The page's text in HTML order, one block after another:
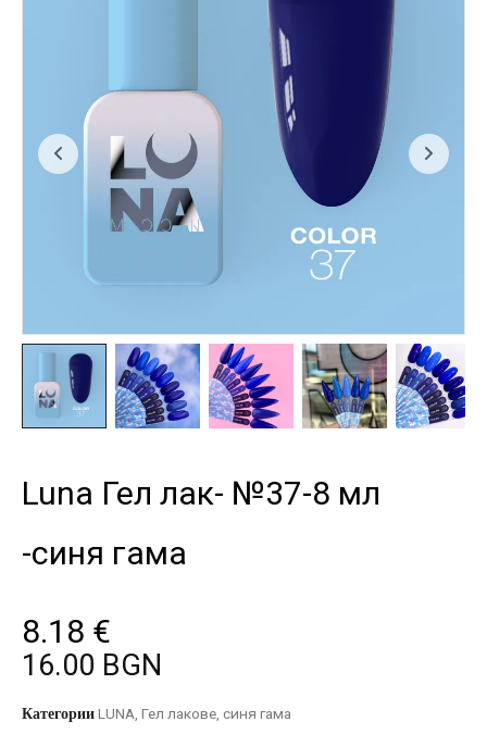
Luna Гел лак- №37-8 мл
-синя гама
8.18 €
16.00 BGN
КатегорииLUNA Гел лакове синя гама